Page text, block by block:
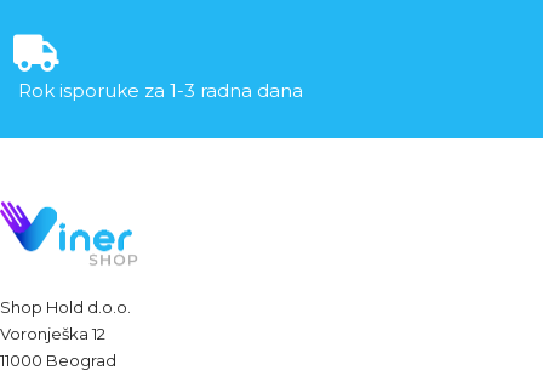
Rok isporuke za 1-3 radna dana
Shop Hold d.o.o.
Voronješka 12
11000 Beograd